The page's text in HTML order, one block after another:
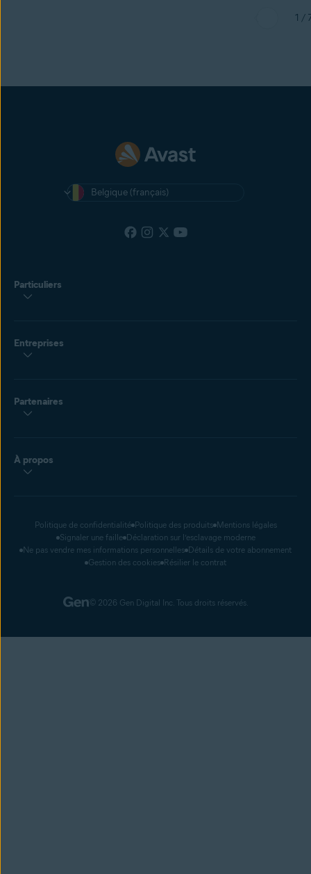
1 /
Belgique (français)
Particuliers
Entreprises
Partenaires
À propos
Politique de confidentialité Politique des produits Mentions légales
Signaler une faille Déclaration sur l’esclavage moderne
Ne pas vendre mes informations personnelles Détails de votre abonnement
Gestion des cookies Résilier le contrat
© 2026 Gen Digital Inc. Tous droits réservés.